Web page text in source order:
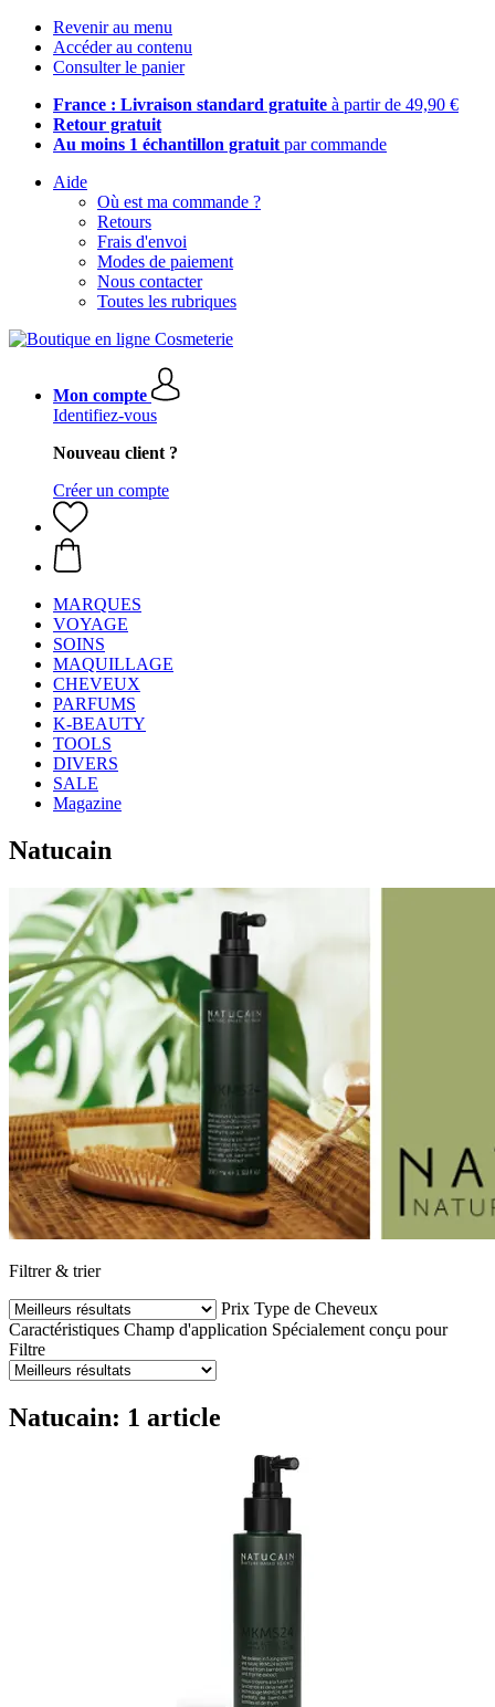
Revenir au menu
Accéder au contenu
Consulter le panier
France : Livraison standard gratuite à partir de 49,90 €
Retour gratuit
Au moins 1 échantillon gratuit par commande
Aide
Où est ma commande ?
Retours
Frais d'envoi
Modes de paiement
Nous contacter
Toutes les rubriques
Mon compte
Identifiez-vous
Nouveau client ?
Créer un compte
MARQUES
VOYAGE
SOINS
MAQUILLAGE
CHEVEUX
PARFUMS
K-BEAUTY
TOOLS
DIVERS
SALE
Magazine
Natucain
Filtrer & trier
Prix Type de Cheveux
Caractéristiques Champ d'application Spécialement conçu pour
Filtre
Natucain: 1 article